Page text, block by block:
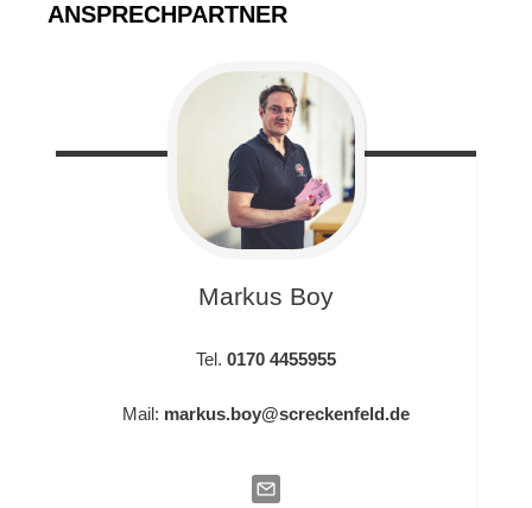
ANSPRECHPARTNER
Markus Boy
Tel. 0170 4455955
Mail: markus.boy@screckenfeld.de